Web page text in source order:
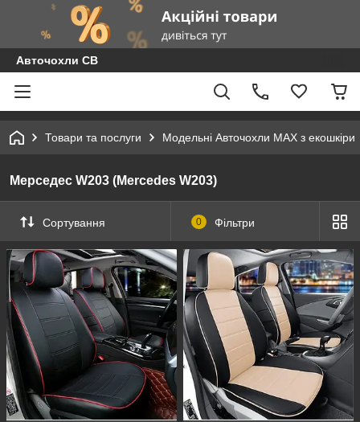
Авточохли СВ
Товари та послуги Модельні Авточохли MAX з екошкіри
Мерседес W203 (Mercedes W203)
Сортування 0 Фільтри